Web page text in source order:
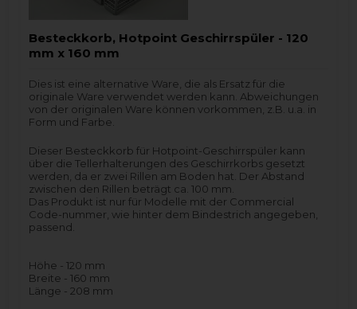
Besteckkorb, Hotpoint Geschirrspüler - 120
mm x 160 mm
Dies ist eine alternative Ware, die als Ersatz für die
originale Ware verwendet werden kann. Abweichungen
von der originalen Ware können vorkommen, z.B. u.a. in
Form und Farbe.
Dieser Besteckkorb für Hotpoint-Geschirrspüler kann
über die Tellerhalterungen des Geschirrkorbs gesetzt
werden, da er zwei Rillen am Boden hat. Der Abstand
zwischen den Rillen beträgt ca. 100 mm.
Das Produkt ist nur für Modelle mit der Commercial
Code-nummer, wie hinter dem Bindestrich angegeben,
passend.
Höhe - 120 mm
Breite - 160 mm
Länge - 208 mm